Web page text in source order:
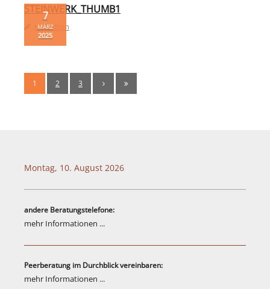
Psycho-Paten
Anfahrt
STEINWERK_THUMB1
7
MÄRZ
2025
redaktion
1 2 3
Montag, 10. August 2026
andere Beratungstelefone:
mehr Informationen ...
Peerberatung im Durchblick vereinbaren:
mehr Informationen ...